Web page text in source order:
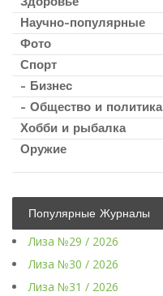
Научно-популярные
Фото
Спорт
- Бизнес
- Общество и политика
Хобби и рыбалка
Оружие
Популярные Журналы
Лиза №29 / 2026
Лиза №30 / 2026
Лиза №31 / 2026